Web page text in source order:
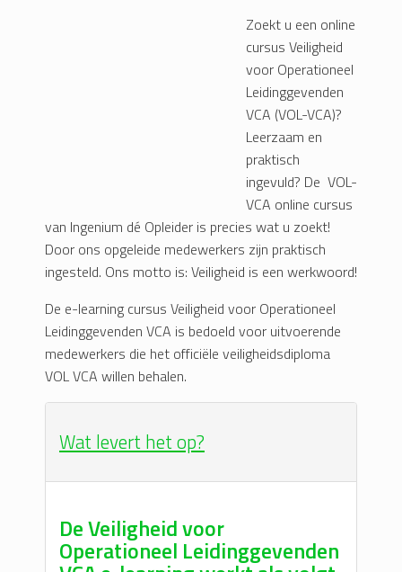
Zoekt u een online
cursus Veiligheid
voor Operationeel
Leidinggevenden
VCA (VOL-VCA)?
Leerzaam en
praktisch
ingevuld? De VOL-
VCA online cursus
van Ingenium dé Opleider is precies wat u zoekt!
Door ons opgeleide medewerkers zijn praktisch
ingesteld. Ons motto is: Veiligheid is een werkwoord!
De e-learning cursus Veiligheid voor Operationeel
Leidinggevenden VCA is bedoeld voor uitvoerende
medewerkers die het officiële veiligheidsdiploma
VOL VCA willen behalen.
Wat levert het op?
De Veiligheid voor
Operationeel Leidinggevenden